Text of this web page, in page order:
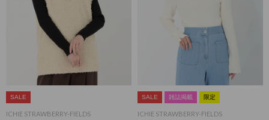
SALE
ICHIE STRAWBERRY-FIELDS
SALE 雑誌掲載 限定
ICHIE STRAWBERRY-FIELDS